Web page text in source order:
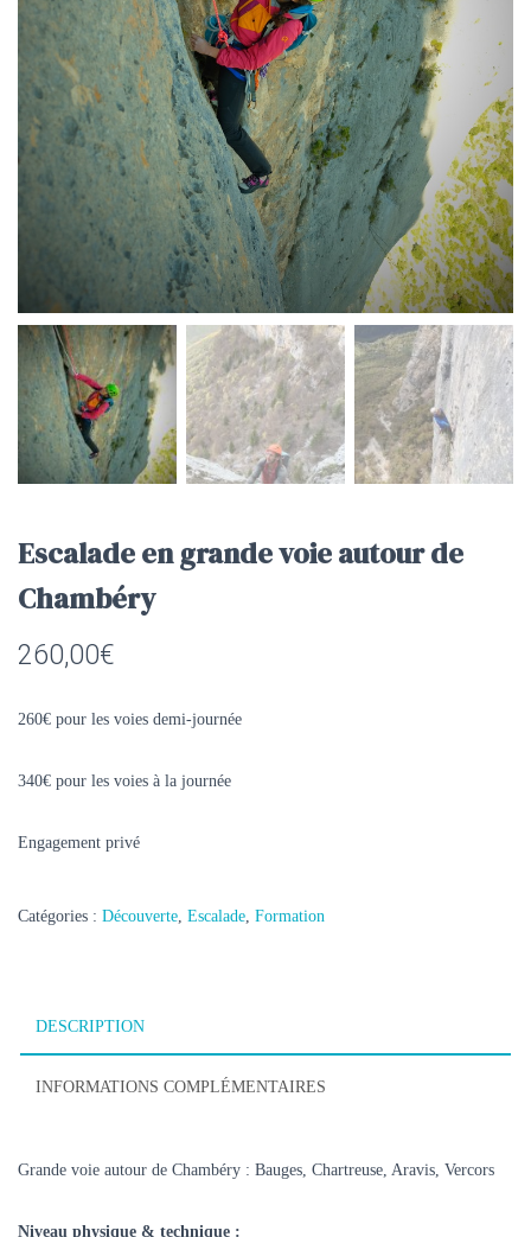
Escalade en grande voie autour de
Chambéry
260,00€
260€ pour les voies demi-journée
340€ pour les voies à la journée
Engagement privé
Catégories : Découverte Escalade Formation
DESCRIPTION
INFORMATIONS COMPLÉMENTAIRES
Grande voie autour de Chambéry : Bauges, Chartreuse, Aravis, Vercors
Niveau physique & technique :